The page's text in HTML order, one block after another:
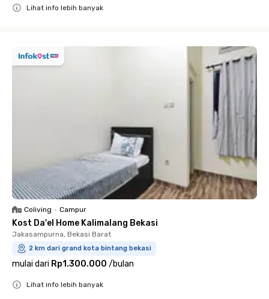
Lihat info lebih banyak
Coliving • Campur
Kost Da'el Home Kalimalang Bekasi
Jakasampurna, Bekasi Barat
2 km dari grand kota bintang bekasi
mulai dari Rp1.300.000 /bulan
Lihat info lebih banyak